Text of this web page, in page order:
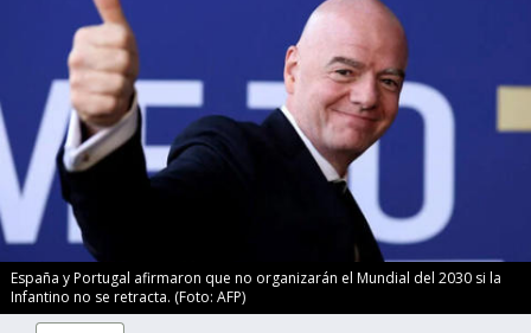
España y Portugal afirmaron que no organizarán el Mundial del 2030 si la
Infantino no se retracta. (Foto: AFP)